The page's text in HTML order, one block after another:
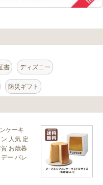
書 ディズニー
防災ギフト
ケーキ
人気 定
お歳暮
ー バレ